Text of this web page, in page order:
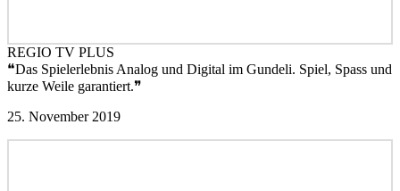
REGIO TV PLUS
❝Das Spielerlebnis Analog und Digital im Gundeli. Spiel, Spass und
kurze Weile garantiert.❞
25. November 2019